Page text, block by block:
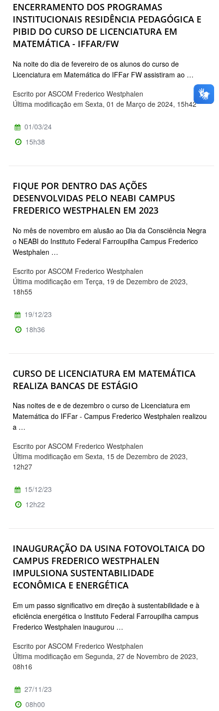
ENCERRAMENTO DOS PROGRAMAS
INSTITUCIONAIS RESIDÊNCIA PEDAGÓGICA E
PIBID DO CURSO DE LICENCIATURA EM
MATEMÁTICA - IFFAR/FW
Na noite do dia de fevereiro de os alunos do curso de
Licenciatura em Matemática do IFFar FW assistiram ao …
Escrito por ASCOM Frederico Westphalen
Última modificação em Sexta, 01 de Março de 2024, 15h42
01/03/24
15h38
FIQUE POR DENTRO DAS AÇÕES
DESENVOLVIDAS PELO NEABI CAMPUS
FREDERICO WESTPHALEN EM 2023
No mês de novembro em alusão ao Dia da Consciência Negra
o NEABI do Instituto Federal Farroupilha Campus Frederico
Westphalen …
Escrito por ASCOM Frederico Westphalen
Última modificação em Terça, 19 de Dezembro de 2023,
18h55
19/12/23
18h36
CURSO DE LICENCIATURA EM MATEMÁTICA
REALIZA BANCAS DE ESTÁGIO
Nas noites de e de dezembro o curso de Licenciatura em
Matemática do IFFar - Campus Frederico Westphalen realizou
a …
Escrito por ASCOM Frederico Westphalen
Última modificação em Sexta, 15 de Dezembro de 2023,
12h27
15/12/23
12h22
INAUGURAÇÃO DA USINA FOTOVOLTAICA DO
CAMPUS FREDERICO WESTPHALEN
IMPULSIONA SUSTENTABILIDADE
ECONÔMICA E ENERGÉTICA
Em um passo significativo em direção à sustentabilidade e à
eficiência energética o Instituto Federal Farroupilha campus
Frederico Westphalen inaugurou …
Escrito por ASCOM Frederico Westphalen
Última modificação em Segunda, 27 de Novembro de 2023,
08h16
27/11/23
08h00